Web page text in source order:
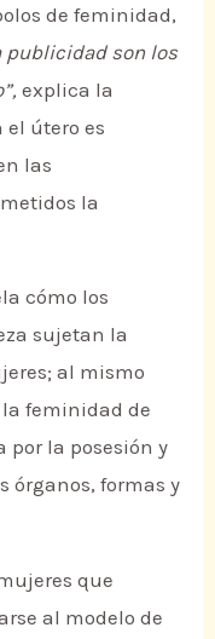
de feminidad,
publicidad son los
explica la
útero es
las
la
cómo los
sujetan la
al mismo
feminidad de
por la posesión y
órganos, formas y
que
al modelo de